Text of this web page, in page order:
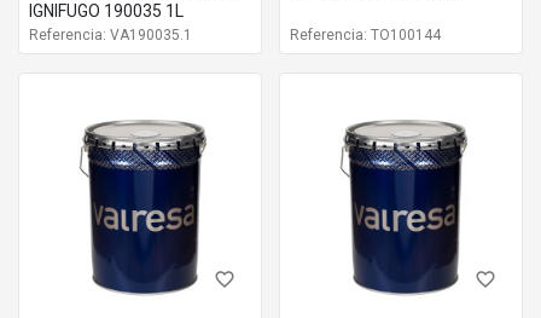
IGNIFUGO 190035 1L
Referencia: VA190035.1 Referencia: TO100144
favorite_border favorite_border